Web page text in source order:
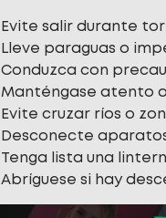
Evite salir durante
Lleve paraguas o
Conduzca con
Manténgase atento
Evite cruzar ríos o
Desconecte
Tenga lista una
Abríguese si hay